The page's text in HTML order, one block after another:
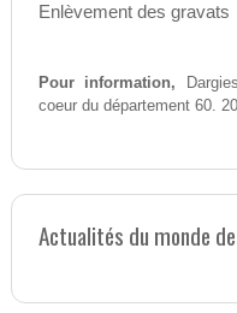
Enlèvement des gravats
Pour information,
coeur du département 60.
Actualités du monde